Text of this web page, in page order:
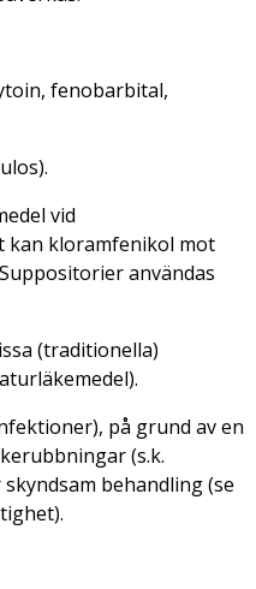
fenobarbital,
vid
kan kloramfenikol mot
användas
(traditionella)
på grund av en
(s.k.
behandling (se